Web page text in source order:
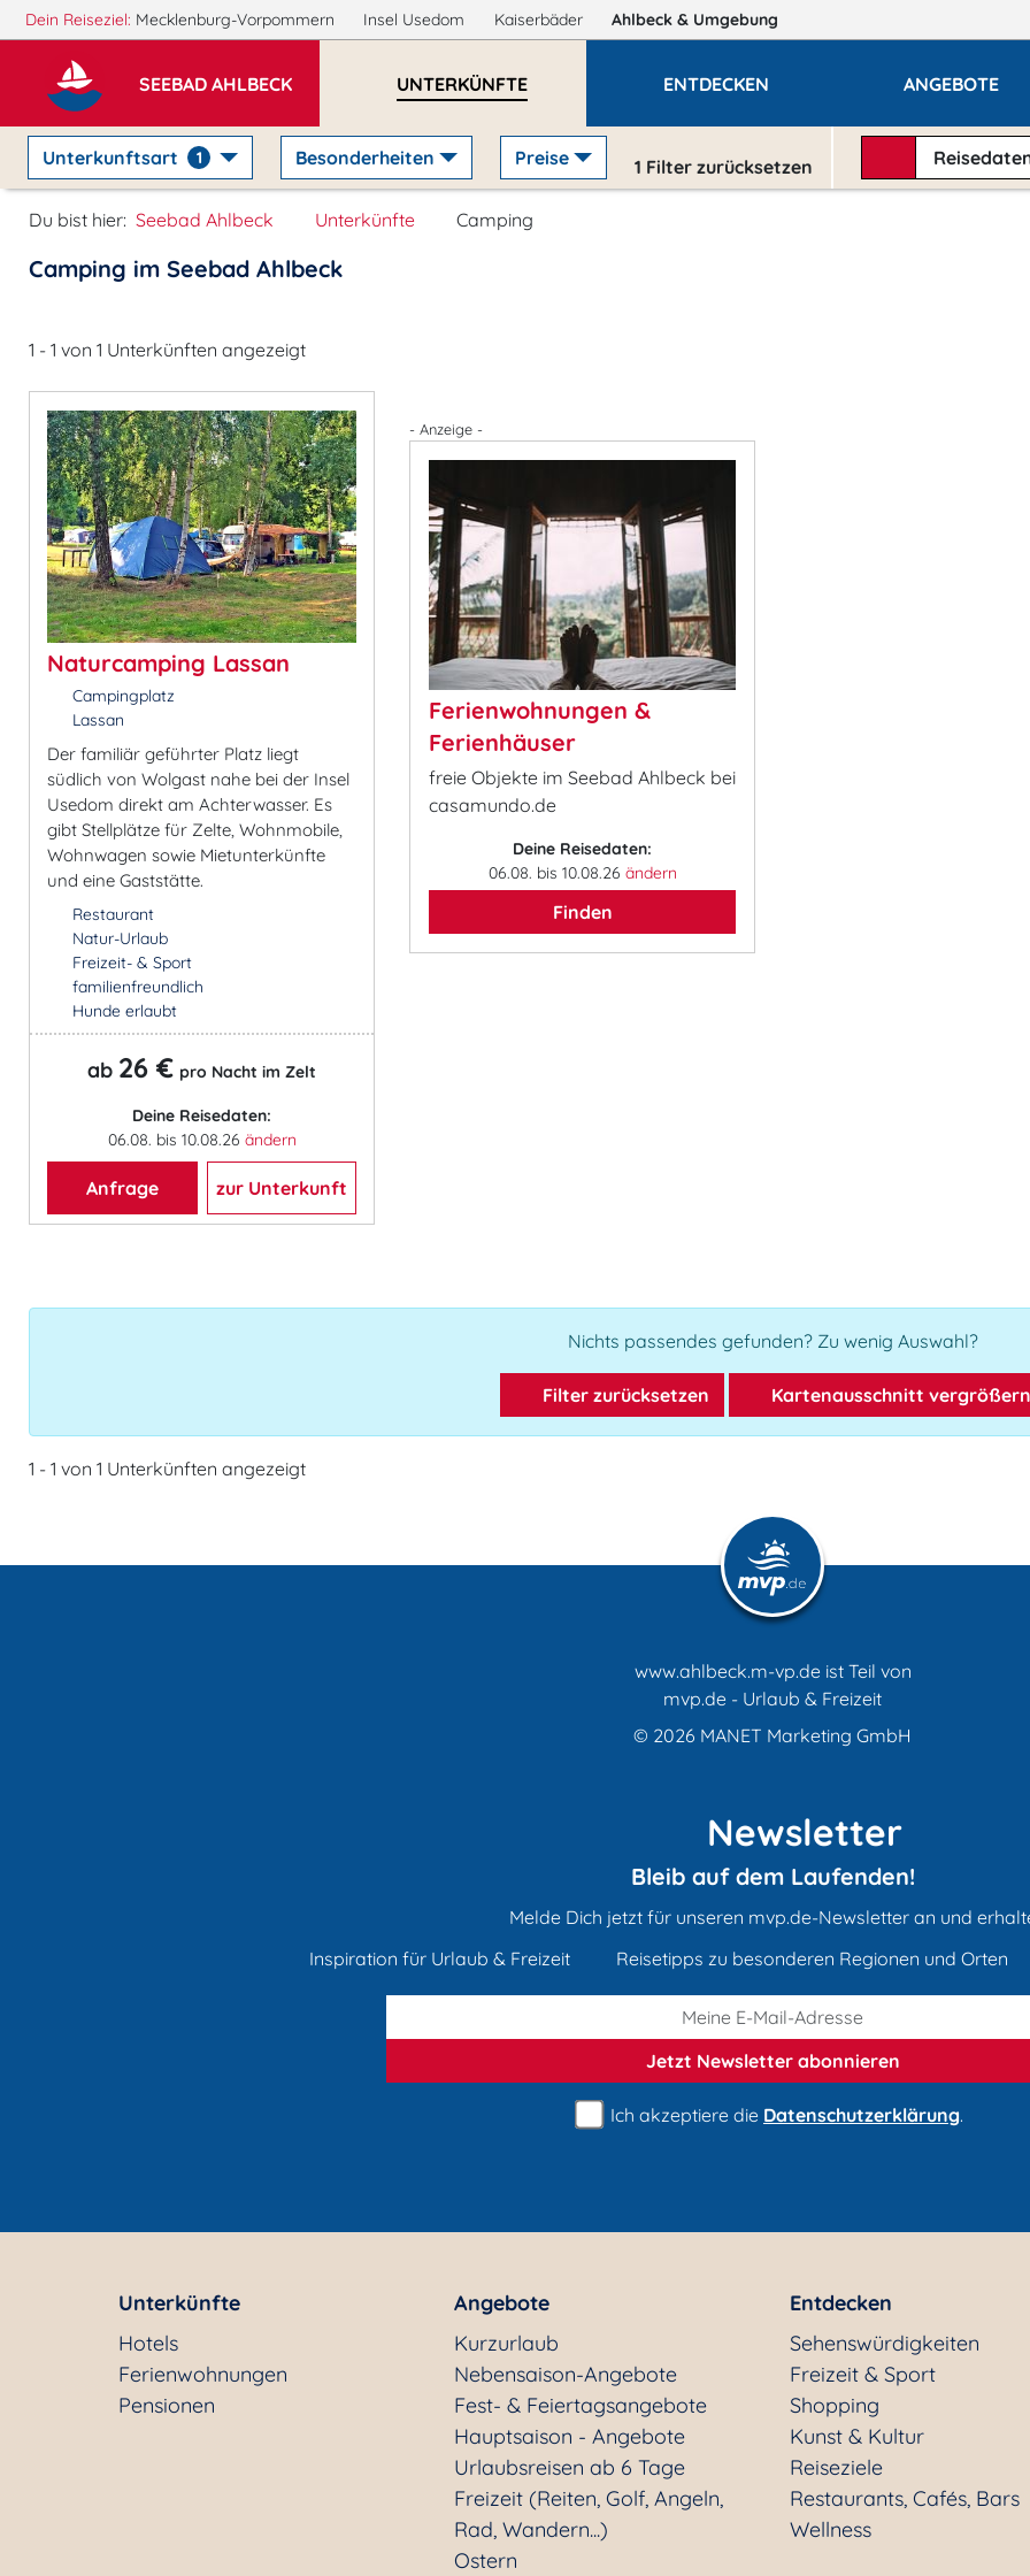
Dein Reiseziel: Mecklenburg-Vorpommern Insel Usedom Kaiserbäder Ahlbeck & Umgebung
SEEBAD AHLBECK UNTERKÜNFTE ENTDECKEN ANGEBOTE
Unterkunftsart 1 Besonderheiten Preise 1 Filter zurücksetzen
Du bist hier: Seebad Ahlbeck Unterkünfte Camping
Camping im Seebad Ahlbeck
1 - 1 von 1 Unterkünften angezeigt
Naturcamping Lassan
Campingplatz
Lassan
Der familiär geführter Platz liegt
südlich von Wolgast nahe bei der Insel
Usedom direkt am Achterwasser. Es
gibt Stellplätze für Zelte, Wohnmobile,
Wohnwagen sowie Mietunterkünfte
und eine Gaststätte.
Restaurant
Natur-Urlaub
Freizeit- & Sport
familienfreundlich
Hunde erlaubt
ab 26 € pro Nacht im Zelt
Deine Reisedaten:
06.08. bis 10.08.26 ändern
Anfrage zur Unterkunft
- Anzeige -
Ferienwohnungen &
Ferienhäuser
freie Objekte im Seebad Ahlbeck bei
casamundo.de
Deine Reisedaten:
06.08. bis 10.08.26 ändern
Finden
Nichts passendes gefunden? Zu wenig Auswahl?
Filter zurücksetzen Kartenausschnitt vergrößern
1 - 1 von 1 Unterkünften angezeigt
www.ahlbeck.m-vp.de ist Teil von
mvp.de - Urlaub & Freizeit
© 2026 MANET Marketing GmbH
Newsletter
Bleib auf dem Laufenden!
Melde Dich jetzt für unseren mvp.de-Newsletter an und
Inspiration für Urlaub & Freizeit
Reisetipps zu besonderen Regionen und Orten
Jetzt Newsletterabonnieren
Ich akzeptiere die Datenschutzerklärung.
Unterkünfte
Hotels
Ferienwohnungen
Pensionen
Angebote
Kurzurlaub
Nebensaison-Angebote
Fest- & Feiertagsangebote
Hauptsaison - Angebote
Urlaubsreisen ab 6 Tage
Freizeit (Reiten, Golf, Angeln,
Rad, Wandern...)
Ostern
Entdecken
Sehenswürdigkeiten
Freizeit & Sport
Shopping
Kunst & Kultur
Reiseziele
Restaurants, Cafés, Bars
Wellness